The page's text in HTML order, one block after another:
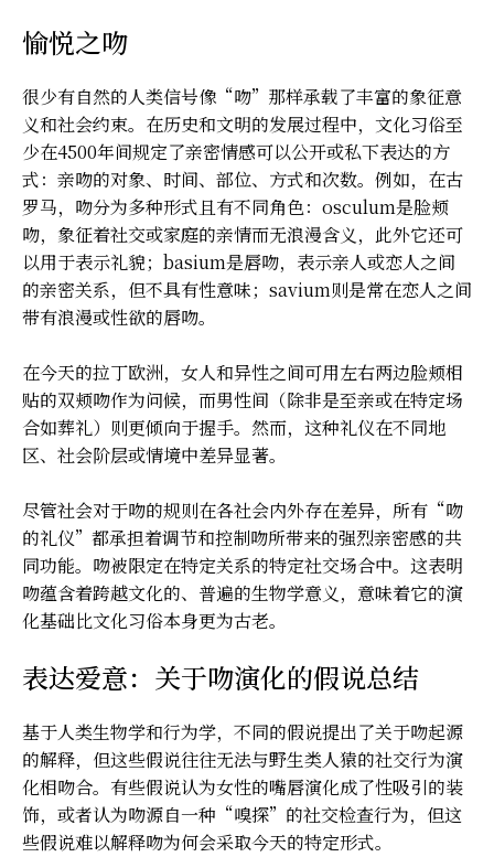
愉悦之吻
很少有自然的人类信号像“吻”那样承载了丰富的象征意
义和社会约束。在历史和文明的发展过程中，文化习俗至
少在4500年间规定了亲密情感可以公开或私下表达的方
式：亲吻的对象、时间、部位、方式和次数。例如，在古
罗马，吻分为多种形式且有不同角色：osculum是脸颊
吻，象征着社交或家庭的亲情而无浪漫含义，此外它还可
以用于表示礼貌；basium是唇吻，表示亲人或恋人之间
的亲密关系，但不具有性意味；savium则是常在恋人之间
带有浪漫或性欲的唇吻。
在今天的拉丁欧洲，女人和异性之间可用左右两边脸颊相
贴的双颊吻作为问候，而男性间（除非是至亲或在特定场
合如葬礼）则更倾向于握手。然而，这种礼仪在不同地
区、社会阶层或情境中差异显著。
尽管社会对于吻的规则在各社会内外存在差异，所有“吻
的礼仪”都承担着调节和控制吻所带来的强烈亲密感的共
同功能。吻被限定在特定关系的特定社交场合中。这表明
吻蕴含着跨越文化的、普遍的生物学意义，意味着它的演
化基础比文化习俗本身更为古老。
表达爱意：关于吻演化的假说总结
基于人类生物学和行为学，不同的假说提出了关于吻起源
的解释，但这些假说往往无法与野生类人猿的社交行为演
化相吻合。有些假说认为女性的嘴唇演化成了性吸引的装
饰，或者认为吻源自一种“嗅探”的社交检查行为，但这
些假说难以解释吻为何会采取今天的特定形式。